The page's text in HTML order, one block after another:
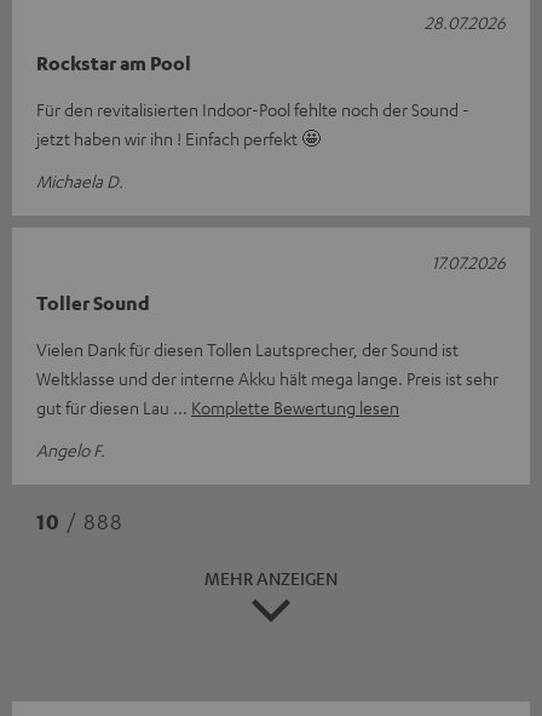
Rockstar am Pool
Für den revitalisierten Indoor-Pool fehlte noch der Sound -
jetzt haben wir ihn ! Einfach perfekt 🤩
Michaela D.
28.07.2026
Toller Sound
Vielen Dank für diesen Tollen Lautsprecher, der Sound ist
Weltklasse und der interne Akku hält mega lange. Preis ist sehr
gut für diesen Lau
Komplette Bewertung lesen
Angelo F.
17.07.2026
10 / 888
MEHR ANZEIGEN